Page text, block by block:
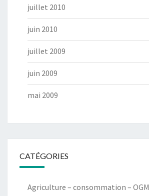
juillet 2010
juin 2010
juillet 2009
juin 2009
mai 2009
CATÉGORIES
Agriculture – consommation – OGM